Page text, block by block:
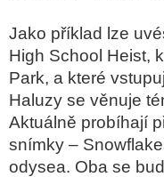
Jako příklad lze
High School Heist,
Park, a které
Haluzy se věnuje
Aktuálně probíhají
snímky –
odysea. Oba se